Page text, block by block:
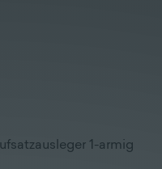
1-armig